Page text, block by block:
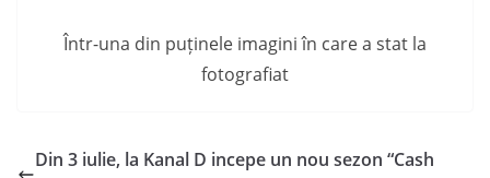
Într-una din puținele imagini în care a stat la
fotografiat
Din 3 iulie, la Kanal D incepe un nou sezon “Cash